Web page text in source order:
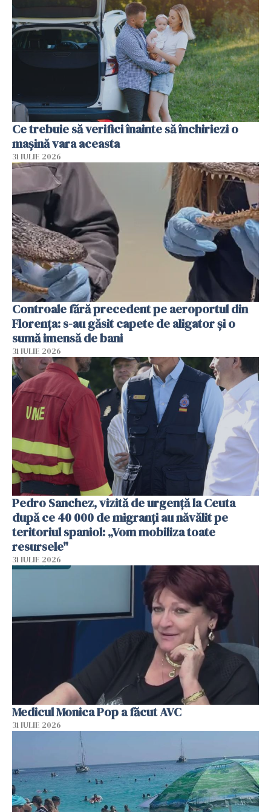
Ce trebuie să verifici înainte să închiriezi o
mașină vara aceasta
31 IULIE 2026
Controale fără precedent pe aeroportul din
Florența: s-au găsit capete de aligator și o
sumă imensă de bani
31 IULIE 2026
Pedro Sanchez, vizită de urgență la Ceuta
după ce 40 000 de migranți au năvălit pe
teritoriul spaniol: „Vom mobiliza toate
resursele"
31 IULIE 2026
Medicul Monica Pop a făcut AVC
31 IULIE 2026